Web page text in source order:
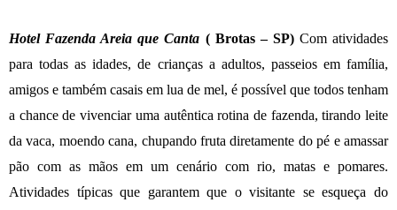
Hotel Fazenda Areia que Canta ( Brotas – SP)Com atividades
para todas as idades, de crianças a adultos, passeios em família,
amigos e também casais em lua de mel, é possível que todos tenham
a chance de vivenciar uma autêntica rotina de fazenda, tirando leite
da vaca, moendo cana, chupando fruta diretamente do pé e amassar
pão com as mãos em um cenário com rio, matas e pomares.
Atividades típicas que garantem que o visitante se esqueça do